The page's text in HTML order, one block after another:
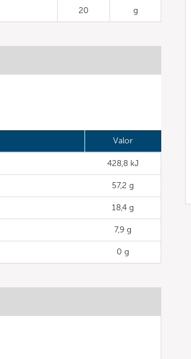
20 g
Valor
428,8 kJ
57,2 g
18,4 g
7,9 g
0 g